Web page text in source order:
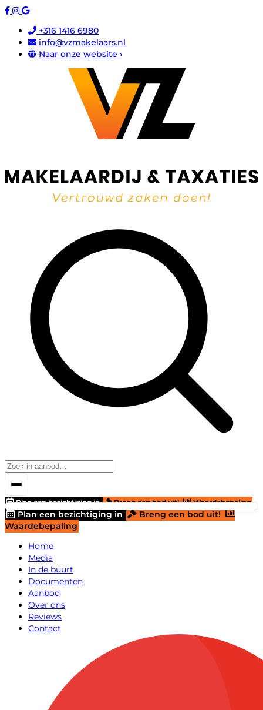
+316 1416 6980
info@vzmakelaars.nl
Naar onze website ›
Plan een bezichtiging in Breng een bod uit! Waardebepaling
Plan een bezichtiging in
Breng een bod uit!
Waardebepaling
Home
Media
In de buurt
Documenten
Aanbod
Over ons
Reviews
Contact